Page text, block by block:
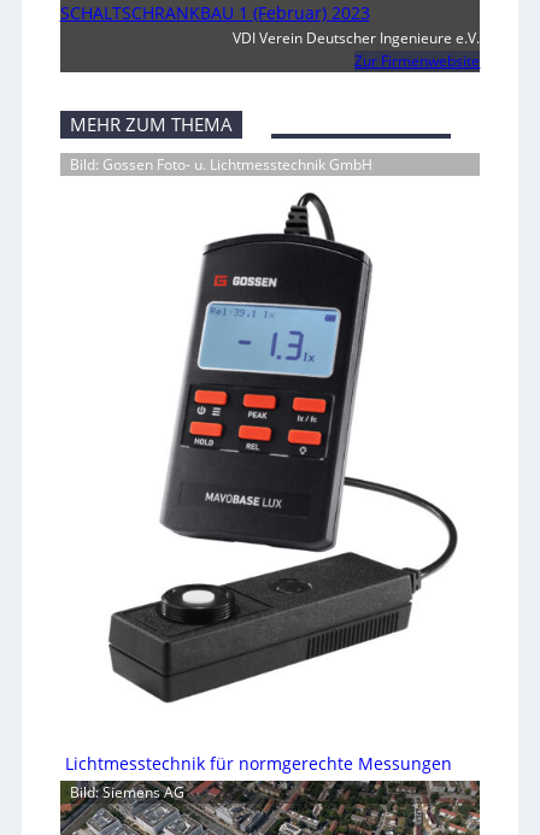
SCHALTSCHRANKBAU 1 (Februar) 2023
VDI Verein Deutscher Ingenieure e.V.
Zur Firmenwebsite
MEHR ZUM THEMA
Bild: Gossen Foto- u. Lichtmesstechnik GmbH
Lichtmesstechnik für normgerechte Messungen
Bild: Siemens AG